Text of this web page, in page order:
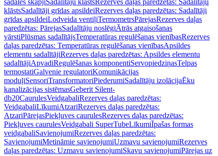
sadales skapjiSadalītāju klāstsRezerves daļas paredzētas: Sadalītāju
klāstsSadalītāji grīdas apsildeiRezerves daļas paredzētas: Sadalītāji
grīdas apsildeiLodveida ventiļiTermometrsPārejasRezerves daļas
paredzētas: PārejasSadalītāju noslēgiĀtrās atgaisošanas
vārstiPlūsmas sadalītājsTemperatūras regulēšanas vienībasRezerves
daļas paredzētas: Temperatūras regulēšanas vienībasApsildes
elementu sadalītājiRezerves daļas paredzētas: Apsildes elementu
sadalītājiApvadiRegulēšanas komponentiServopiedziņasTelpas
termostatiGalvenie regulatoriKomunikācijas
moduļiSensoriTransformatoriPiederumiSadalītāju izolācijaĒku
kanalizācijas sistēmasGeberit Silent-
db20CaurulesVeidgabaliRezerves daļas paredzētas:
VeidgabaliLīkumiAtzariRezerves daļas paredzētas:
AtzariPārejasPiekļuves caurulesRezerves daļas paredzētas:
Piekļuves caurulesVeidgabali SuperTubeLīkumiĪpašas formas
veidgabaliSavienojumiRezerves daļas paredzētas:
SavienojumiMetināmie savienojumiUzmavu savienojumiRezerves
daļas paredzētas: Uzmavu savienojumiSkavu savienojumiPārejas uz